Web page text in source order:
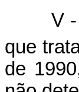
V -
que
de